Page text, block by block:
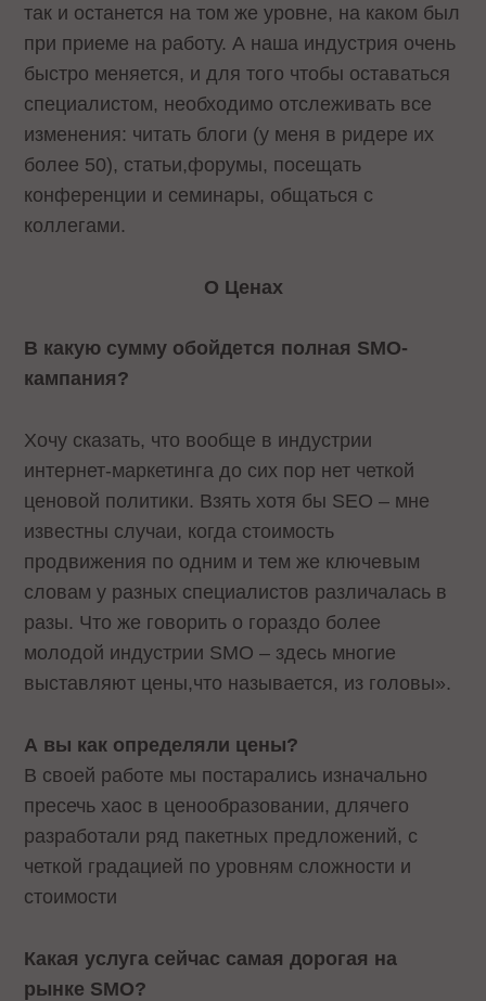
так и останется на том же уровне, на каком был
при приеме на работу. А наша индустрия очень
быстро меняется, и для того чтобы оставаться
специалистом, необходимо отслеживать все
изменения: читать блоги (у меня в ридере их
более 50), статьи,форумы, посещать
конференции и семинары, общаться с
коллегами.
О Ценах
В какую сумму обойдется полная SMO-
кампания?
Хочу сказать, что вообще в индустрии
интернет-маркетинга до сих пор нет четкой
ценовой политики. Взять хотя бы SEO – мне
известны случаи, когда стоимость
продвижения по одним и тем же ключевым
словам у разных специалистов различалась в
разы. Что же говорить о гораздо более
молодой индустрии SMO – здесь многие
выставляют цены,что называется, из головы».
А вы как определяли цены?
В своей работе мы постарались изначально
пресечь хаос в ценообразовании, длячего
разработали ряд пакетных предложений, с
четкой градацией по уровням сложности и
стоимости
Какая услуга сейчас самая дорогая на
рынке SMO?